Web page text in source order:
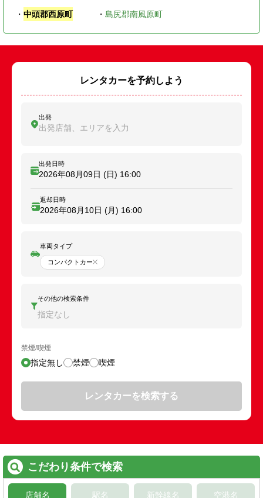
・ 中頭郡西原町 ・ 島尻郡南風原町
レンタカーを予約しよう
出発
出発店舗、エリアを入力
出発日時
2026年08月09日 (日) 16:00
返却日時
2026年08月10日 (月) 16:00
車両タイプ
コンパクトカー
その他の検索条件
指定なし
禁煙/喫煙
指定無し 禁煙 喫煙
レンタカーを検索する
こだわり条件で検索
店舗名 駅名 新幹線名 空港名